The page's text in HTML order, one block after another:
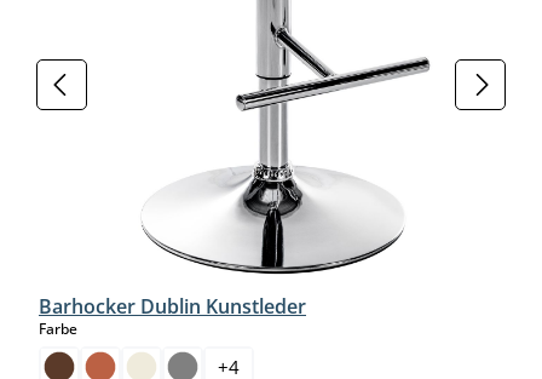
Barhocker Dublin Kunstleder
Farbeauswählen
+4